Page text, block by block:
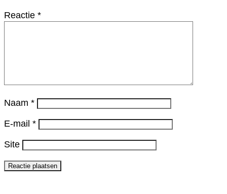
Reactie *
Naam *
E-mail *
Site